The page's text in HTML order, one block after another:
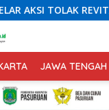
SITU CIKEDAL,
JAWA TENGAH